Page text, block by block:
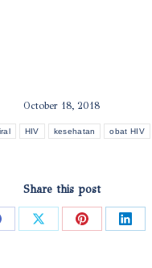
October 18, 2018
HIV kesehatan obat HIV
Share this post
Share Share Share